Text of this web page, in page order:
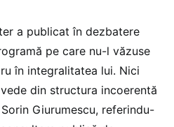
a publicat în dezbatere
pe care nu-l văzuse
în integralitatea lui. Nici
din structura incoerentă
Giurumescu, referindu-